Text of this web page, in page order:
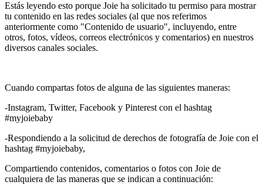
Estás leyendo esto porque Joie ha solicitado tu permiso para mostrar
tu contenido en las redes sociales (al que nos referimos
anteriormente como "Contenido de usuario", incluyendo, entre
otros, fotos, vídeos, correos electrónicos y comentarios) en nuestros
diversos canales sociales.
Cuando compartas fotos de alguna de las siguientes maneras:
-Instagram, Twitter, Facebook y Pinterest con el hashtag
#myjoiebaby
-Respondiendo a la solicitud de derechos de fotografía de Joie con el
hashtag #myjoiebaby,
Compartiendo contenidos, comentarios o fotos con Joie de
cualquiera de las maneras que se indican a continuación: